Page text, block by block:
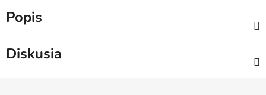
Popis
Diskusia